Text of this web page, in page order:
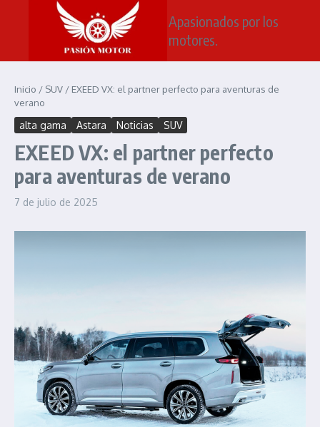
Saltar al contenido
Apasionados por los
motores.
Inicio / SUV / EXEED VX: el partner perfecto para aventuras de
verano
alta gama Astara Noticias SUV
EXEED VX: el partner perfecto
para aventuras de verano
7 de julio de 2025